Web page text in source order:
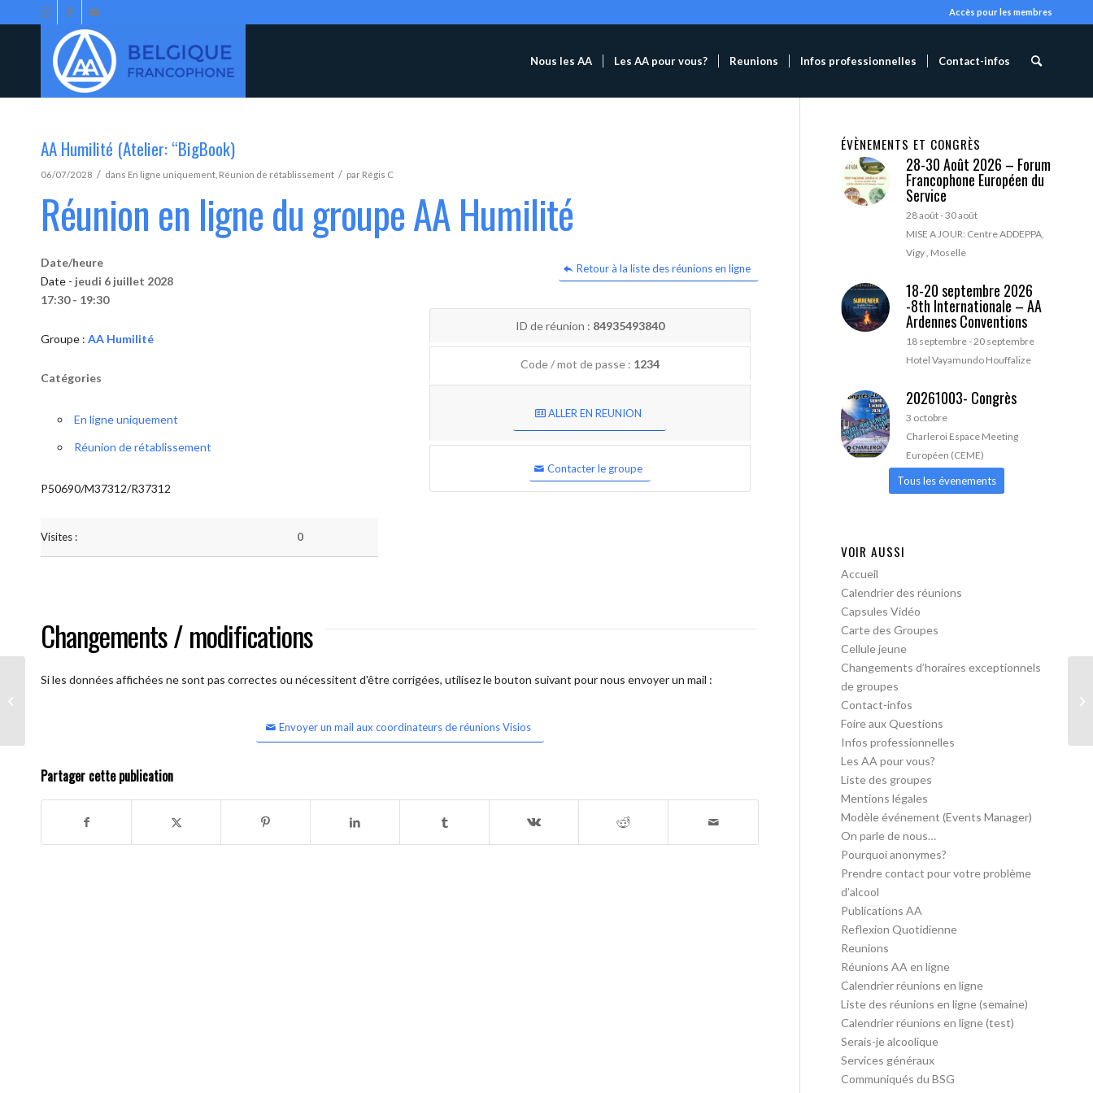
Accès pour les membres
Nous les AA Les AA pour vous? Reunions Infos professionnelles Contact-infos
AA Humilité (Atelier: “BigBook)
06/07/2028 / dans En ligne uniquement Réunion de rétablissement / par Régis C
Réunion en ligne du groupe AA Humilité
Retour à la liste des réunions en ligne
Date/heure
Date - jeudi 6 juillet 2028
17:30 - 19:30
Groupe : AA Humilité
Catégories
En ligne uniquement
Réunion de rétablissement
P50690/M37312/R37312
Visites : 0
ID de réunion : 84935493840
Code / mot de passe : 1234
ALLER EN REUNION
Contacter le groupe
Changements / modifications
Si les données affichées ne sont pas correctes ou nécessitent d'être corrigées, utilisez le bouton suivant pour nous envoyer un mail :
Envoyer un mail aux coordinateurs de réunions Visios
Partager cette publication
ÉVÈNEMENTS ET CONGRÈS
28-30 Août 2026 – Forum
Francophone Européen du
Service
28 août-30 août
MISE A JOUR: Centre ADDEPPA,
Vigy , Moselle
18-20 septembre 2026
-8th Internationale – AA
Ardennes Conventions
18 septembre-20 septembre
Hotel Vayamundo Houffalize
20261003- Congrès
3 octobre
Charleroi Espace Meeting
Européen (CEME)
Tous les évenements
VOIR AUSSI
Accueil
Calendrier des réunions
Capsules Vidéo
Carte des Groupes
Cellule jeune
Changements d’horaires exceptionnels
de groupes
Contact-infos
Foire aux Questions
Infos professionnelles
Les AA pour vous?
Liste des groupes
Mentions légales
Modèle événement (Events Manager)
On parle de nous…
Pourquoi anonymes?
Prendre contact pour votre problème
d’alcool
Publications AA
Reflexion Quotidienne
Reunions
Réunions AA en ligne
Calendrier réunions en ligne
Liste des réunions en ligne (semaine)
Calendrier réunions en ligne (test)
Serais-je alcoolique
Services généraux
Communiqués du BSG